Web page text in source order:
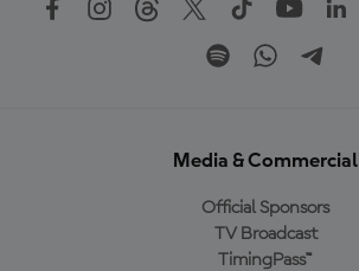
Media & Commercial
Official Sponsors
TV Broadcast
TimingPass™